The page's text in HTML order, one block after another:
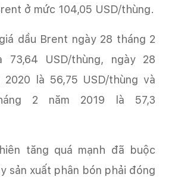
ở mức 104,05 USD/thùng.
dầu Brent ngày 28 tháng 2
73,64 USD/thùng, ngày 28
2020 là 56,75 USD/thùng và
2 năm 2019 là 57,3
tăng quá mạnh đã buộc
sản xuất phân bón phải đóng